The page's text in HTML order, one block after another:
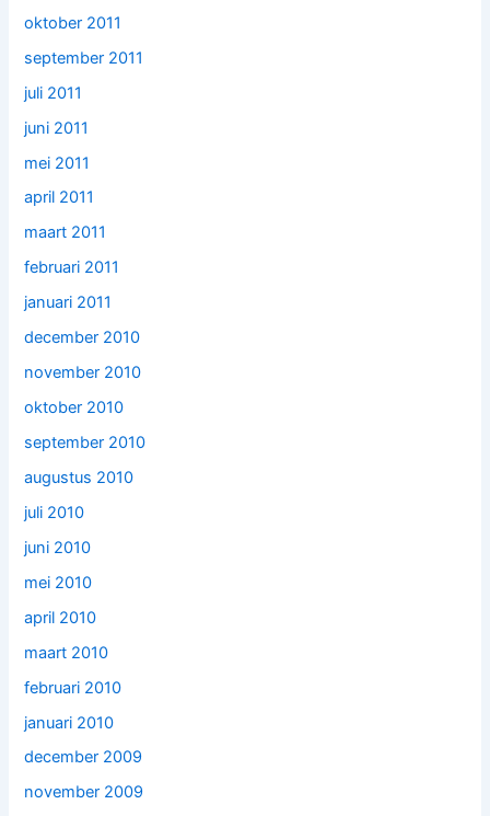
oktober 2011
september 2011
juli 2011
juni 2011
mei 2011
april 2011
maart 2011
februari 2011
januari 2011
december 2010
november 2010
oktober 2010
september 2010
augustus 2010
juli 2010
juni 2010
mei 2010
april 2010
maart 2010
februari 2010
januari 2010
december 2009
november 2009